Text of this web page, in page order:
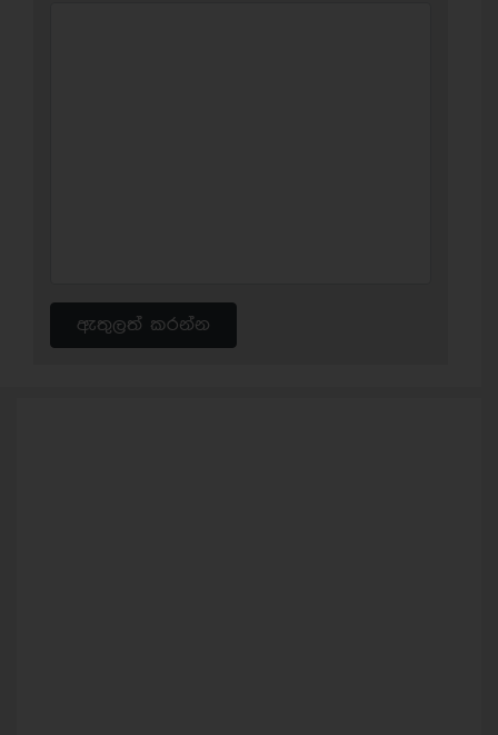
ඇතුලත් කරන්න